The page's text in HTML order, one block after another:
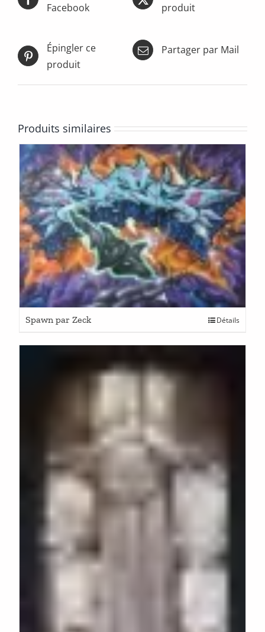
Facebook
produit
Épingler ce
produit
Partager par Mail
Produits similaires
Spawn par Zeck Détails